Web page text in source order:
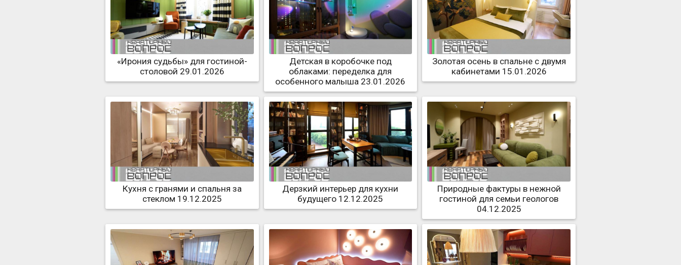
«Ирония судьбы» для гостиной-
столовой 29.01.2026
Детская в коробочке под
облаками: переделка для
особенного малыша 23.01.2026
Золотая осень в спальне с двумя
кабинетами 15.01.2026
Кухня с гранями и спальня за
стеклом 19.12.2025
Дерзкий интерьер для кухни
будущего 12.12.2025
Природные фактуры в нежной
гостиной для семьи геологов
04.12.2025